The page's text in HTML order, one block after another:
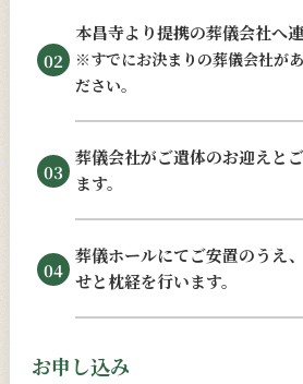
02
本昌寺より提携の葬儀会社へ連
※すでにお決まりの葬儀会社が
ださい。
03
葬儀会社がご遺体のお迎えと
ます。
04
葬儀ホールにてご安置のうえ
せと枕経を行います。
お申し込み